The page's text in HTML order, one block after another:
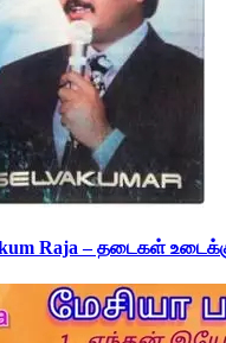
Raja – தடைகள்